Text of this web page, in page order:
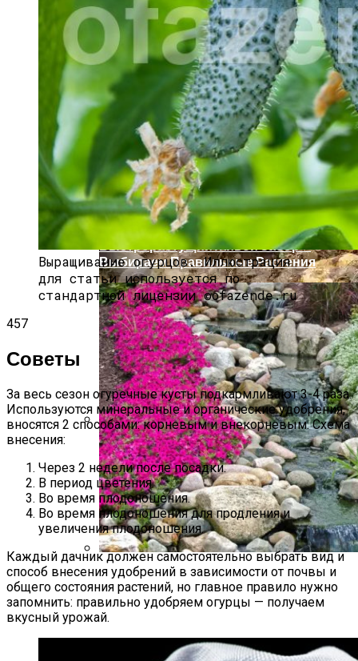
Как И Чем Удобрять Чеснок?
9 Советов По Выращиванию Картошки
Быстрорастущий Живой Забор —
Выбираем Правильные Растения
Альпийская Горка – Как Сделать
Своими Руками Быстро И Просто
Выращивание огурцов.Иллюстрация
для статьи используется по
стандартной лицензии ©ofazende.ru
457
Советы
За весь сезон огуречные кусты подкармливают 3-4 раза.
Используются минеральные и органические удобрения,
вносятся 2 способами: корневым и внекорневым. Схема
внесения:
Через 2 недели после посадки.
В период цветения.
Во время плодоношения.
Во время плодоношения для продления и
увеличения плодоношения.
Каждый дачник должен самостоятельно выбрать вид и
способ внесения удобрений в зависимости от почвы и
общего состояния растений, но главное правило нужно
запомнить: правильно удобряем огурцы — получаем
вкусный урожай.